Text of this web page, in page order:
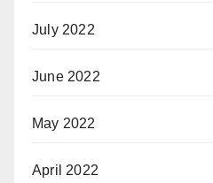
July 2022
June 2022
May 2022
April 2022